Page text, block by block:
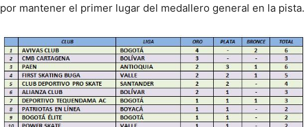
por mantener el primer lugar del medallero general en la pista.